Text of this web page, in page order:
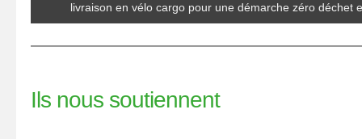
livraison en vélo cargo pour une démarche zéro déchet
Ils nous soutiennent